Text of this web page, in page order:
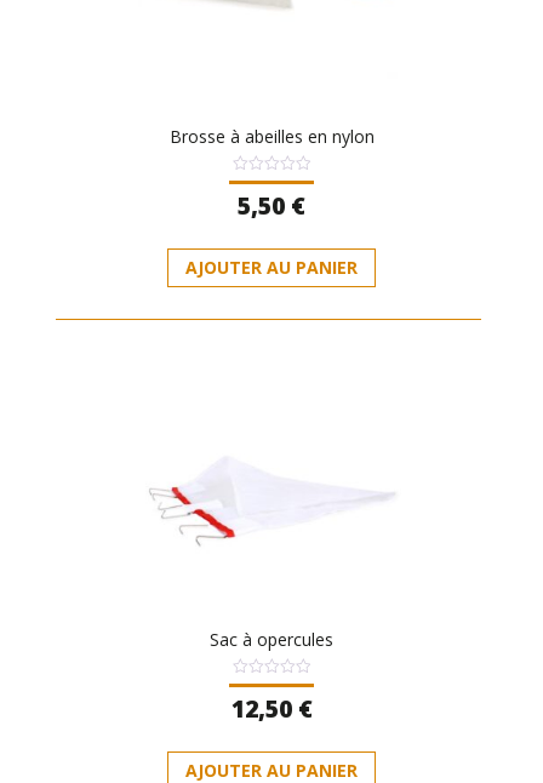
Brosse à abeilles en nylon
Note
0
sur
5,50 €
AJOUTER AU PANIER
Sac à opercules
Note
0
sur
12,50 €
AJOUTER AU PANIER